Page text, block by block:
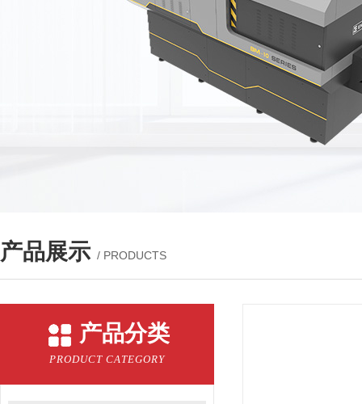
产品展示 / PRODUCTS
产品分类
PRODUCT CATEGORY